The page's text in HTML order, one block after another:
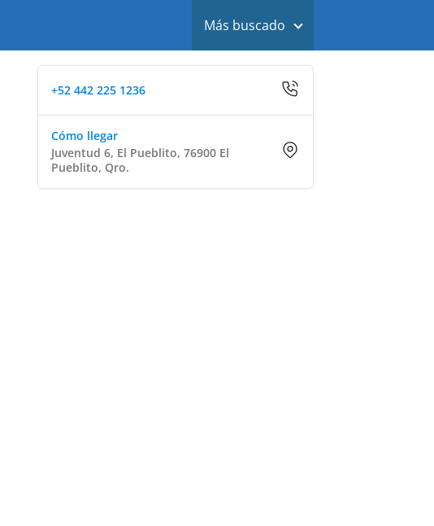
Más buscado
+52 442 225 1236
Cómo llegar
Juventud 6, El Pueblito, 76900 El
Pueblito, Qro.